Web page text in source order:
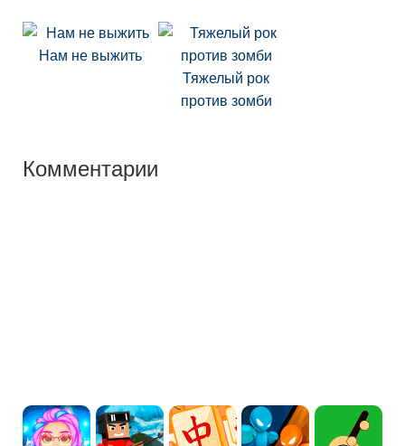
Нам не выжить
Тяжелый рок
против зомби
Комментарии